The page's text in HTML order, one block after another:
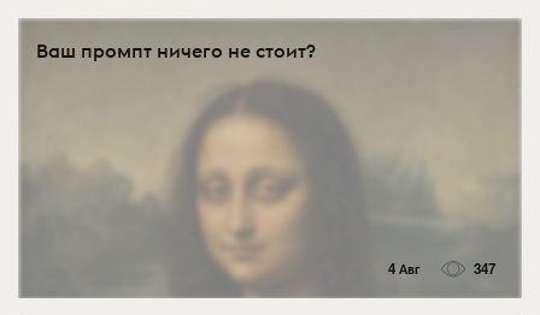
Ваш промпт ничего не стоит?
4 Авг 347